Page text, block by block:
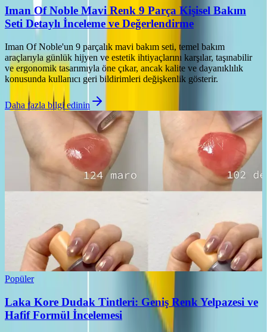
Iman Of Noble Mavi Renk 9 Parça Kişisel Bakım
Seti Detaylı İnceleme ve Değerlendirme
Iman Of Noble'un 9 parçalık mavi bakım seti, temel bakım
araçlarıyla günlük hijyen ve estetik ihtiyaçlarını karşılar, taşınabilir
ve ergonomik tasarımıyla öne çıkar, ancak kalite ve dayanıklılık
konusunda kullanıcı geri bildirimleri değişkenlik gösterir.
Daha fazla bilgi edinin
Popüler
Laka Kore Dudak Tintleri: Geniş Renk Yelpazesi ve
Hafif Formül İncelemesi